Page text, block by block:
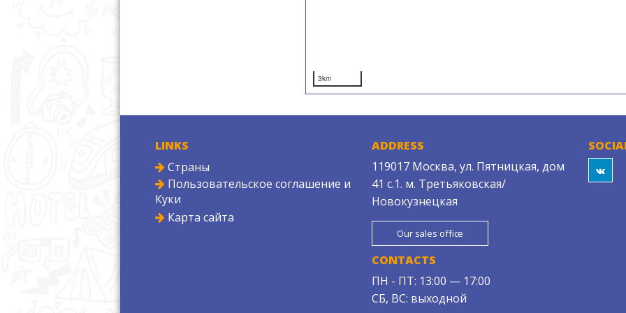
3km
LINKS
Страны
Пользовательское соглашение и
Куки
Карта сайта
ADDRESS
119017 Москва, ул. Пятницкая, дом
41 с.1. м. Третьяковская/
Новокузнецкая
Our sales office
CONTACTS
ПН - ПТ: 13:00 — 17:00
СБ, ВС: выходной